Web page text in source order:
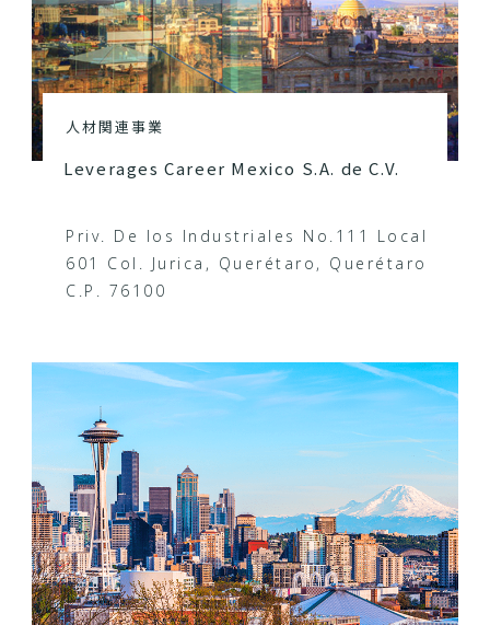
人材関連事業
Leverages Career Mexico S.A. de C.V.
Priv. De los Industriales No.111 Local
601 Col. Jurica, Querétaro, Querétaro
C.P. 76100